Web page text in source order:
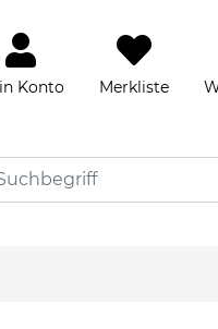
Konto Merkliste